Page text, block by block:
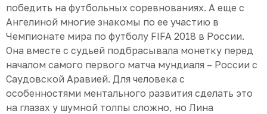
победить на футбольных соревнованиях. А еще с
Ангелиной многие знакомы по ее участию в
Чемпионате мира по футболу FIFA 2018 в России.
Она вместе с судьей подбрасывала монетку перед
началом самого первого матча мундиаля – России с
Саудовской Аравией. Для человека с
особенностями ментального развития сделать это
на глазах у шумной толпы сложно, но Лина